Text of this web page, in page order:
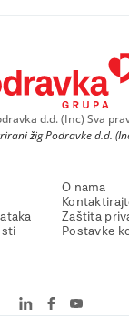
d.d. (Inc) Sva
žig Podravke d.d.
O nama
Zaštita
Postavke